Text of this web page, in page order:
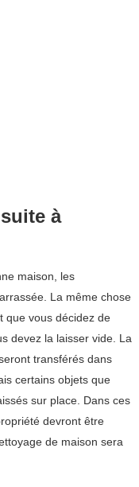
à
maison, les
La même chose
que vous décidez de
devez la laisser vide. La
transférés dans
certains objets que
sur place. Dans ces
devront être
de maison sera